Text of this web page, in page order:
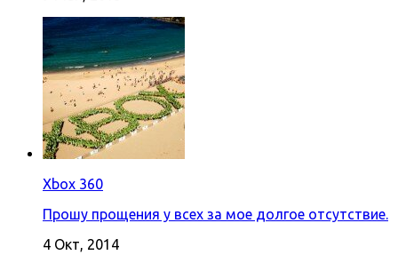
Xbox 360
Прошу прощения у всех за мое долгое отсутствие.
4 Окт, 2014